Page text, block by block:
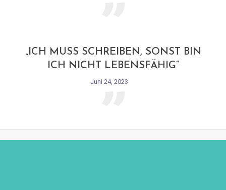
„ICH MUSS SCHREIBEN, SONST BIN
ICH NICHT LEBENSFÄHIG“
Juni 24, 2023
„